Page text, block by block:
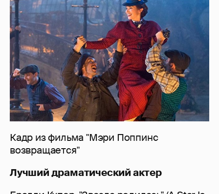
Кадр из фильма "Мэри Поппинс
возвращается"
Лучший драматический актер